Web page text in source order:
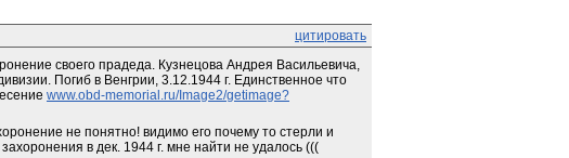
цитировать
своего прадеда. Кузнецова Андрея Васильевича,
Погиб в Венгрии, 3.12.1944 г. Единственное что
www.obd-memorial.ru/Image2/getimage?
не понятно! видимо его почему то стерли и
в дек. 1944 г. мне найти не удалось (((